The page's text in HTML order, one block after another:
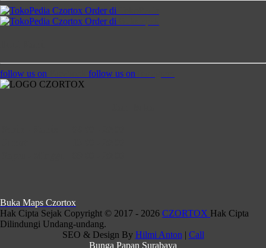
Order di
Order di
follow us on follow us on
Buka Maps Czortox
Hak Cipta Sejak Copyright © 2017 - 2026 CZORTOX Hak Cipta
Dilindungi Undang-undang.
SEO & Design By Hilmi Anton | Call
Bunga Papan Surabaya